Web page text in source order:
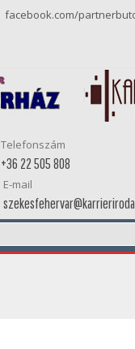
facebook.com/
Telefonszám
+36 22 505 808
E-mail